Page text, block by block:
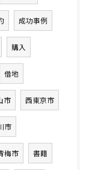
成功事例
購入
借地
市 西東京市
市
梅市 書籍